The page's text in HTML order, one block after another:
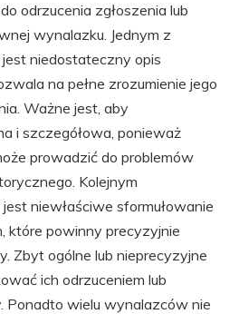
odrzucenia zgłoszenia lub
wynalazku. Jednym z
niedostateczny opis
na pełne zrozumienie jego
Ważne jest, aby
i szczegółowa, ponieważ
prowadzić do problemów
Kolejnym
niewłaściwe sformułowanie
które powinny precyzyjnie
Zbyt ogólne lub nieprecyzyjne
ich odrzuceniem lub
Ponadto wielu wynalazców nie